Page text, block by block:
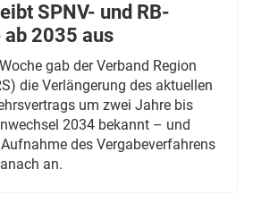
SPNV- und RB-
2035 aus
gab der Verband Region
die Verlängerung des aktuellen
um zwei Jahre bis
2034 bekannt – und
des Vergabeverfahrens
an.